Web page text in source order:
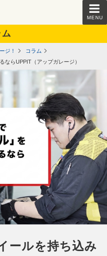
MENU
ム
ジ！
コラム
ならUPPIT（アップガレージ）
ールを持ち込み